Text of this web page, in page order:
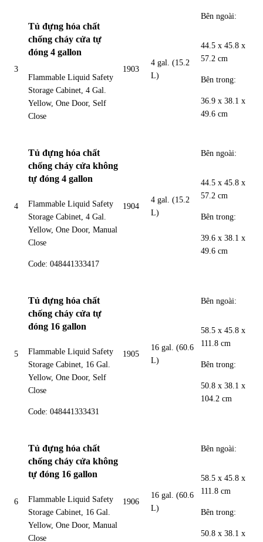
3
Tủ đựng hóa chất
chống cháy cửa tự
đóng 4 gallon
Flammable Liquid Safety
Storage Cabinet, 4 Gal.
Yellow, One Door, Self
Close
1903
4 gal. (15.2
L)
Bên ngoài:
44.5 x 45.8 x
57.2 cm
Bên trong:
36.9 x 38.1 x
49.6 cm
4
Tủ đựng hóa chất
chống cháy cửa không
tự đóng 4 gallon
Flammable Liquid Safety
Storage Cabinet, 4 Gal.
Yellow, One Door, Manual
Close
Code: 048441333417
1904
4 gal. (15.2
L)
Bên ngoài:
44.5 x 45.8 x
57.2 cm
Bên trong:
39.6 x 38.1 x
49.6 cm
5
Tủ đựng hóa chất
chống cháy cửa tự
đóng 16 gallon
Flammable Liquid Safety
Storage Cabinet, 16 Gal.
Yellow, One Door, Self
Close
Code: 048441333431
1905
16 gal. (60.6
L)
Bên ngoài:
58.5 x 45.8 x
111.8 cm
Bên trong:
50.8 x 38.1 x
104.2 cm
6
Tủ đựng hóa chất
chống cháy cửa không
tự đóng 16 gallon
Flammable Liquid Safety
Storage Cabinet, 16 Gal.
Yellow, One Door, Manual
Close
1906
16 gal. (60.6
L)
Bên ngoài:
58.5 x 45.8 x
111.8 cm
Bên trong:
50.8 x 38.1 x